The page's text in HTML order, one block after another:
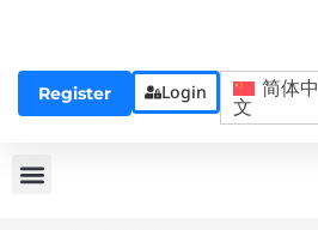
Register Login 简体中
文